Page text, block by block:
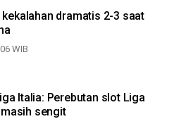
dramatis 2-3 saat
WIB
Italia: Perebutan slot Liga
sengit